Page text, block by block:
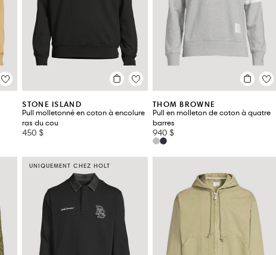
STONE ISLAND
Pull molletonné en coton à encolure
ras du cou
450 $
THOM BROWNE
Pull en molleton de coton à quatre
barres
940 $
UNIQUEMENT CHEZ HOLT